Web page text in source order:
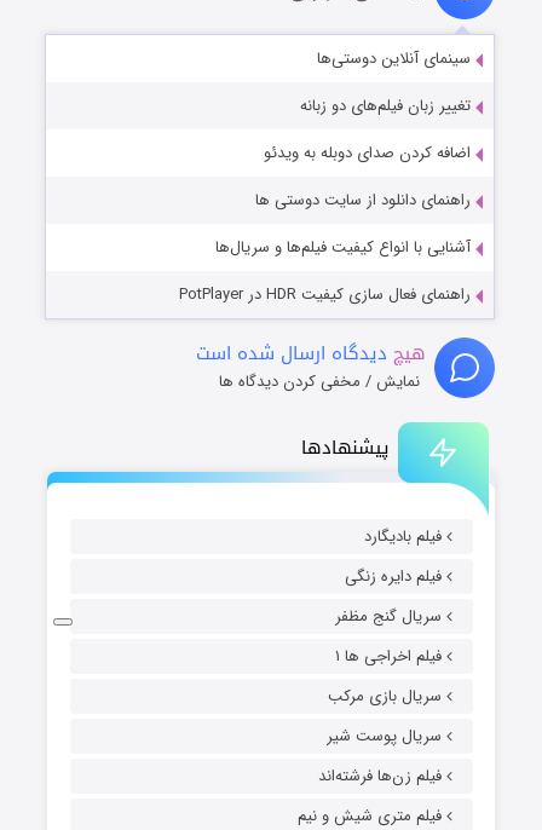
پیشنهادها
فیلم بادیگارد
فیلم دایره زنگی
سریال گنج مظفر
فیلم اخراجی ها ۱
سریال بازی مرکب
سریال پوست شیر
فیلم زن‌ها فرشته‌اند
فیلم متری شیش و نیم
سینمای آنلاین دوستی‌ها
تغییر زبان فیلم‌های دو زبانه
اضافه کردن صدای دوبله به ویدئو
راهنمای دانلود از سایت دوستی ها
آشنایی با انواع کیفیت فیلم‌ها و سریال‌ها
راهنمای فعال سازی کیفیت HDR در PotPlayer
هیچ دیدگاه ارسال شده است
نمایش / مخفی کردن دیدگاه ها